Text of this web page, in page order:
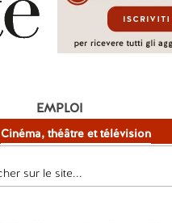
Cinéma, théâtre et télévision
EMPLOI